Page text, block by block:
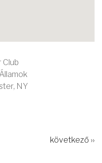
Club
NY
következő ››